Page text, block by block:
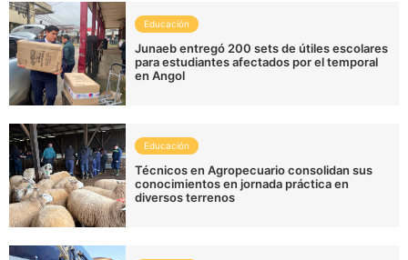
Educación
Junaeb entregó 200 sets de útiles escolares
para estudiantes afectados por el temporal
en Angol
Educación
Técnicos en Agropecuario consolidan sus
conocimientos en jornada práctica en
diversos terrenos